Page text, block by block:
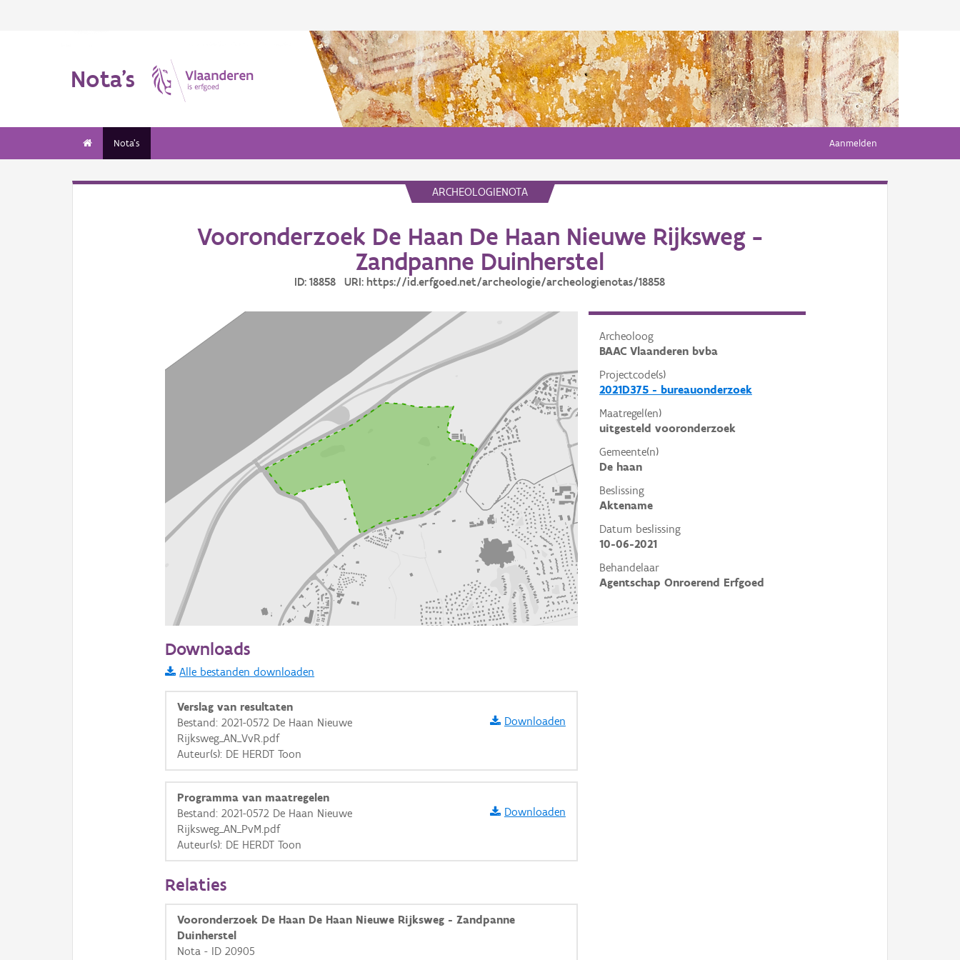
Nota's
Nota's Aanmelden
ARCHEOLOGIENOTA
Vooronderzoek De Haan De Haan Nieuwe Rijksweg -
Zandpanne Duinherstel
ID: 18858 URI: https://id.erfgoed.net/archeologie/archeologienotas/18858
Archeoloog
BAAC Vlaanderen bvba
Projectcode(s)
2021D375 - bureauonderzoek
Maatregel(en)
uitgesteld vooronderzoek
Gemeente(n)
De haan
Beslissing
Aktename
Datum beslissing
10-06-2021
Behandelaar
Agentschap Onroerend Erfgoed
Informatie Vlaanderen
i
+ −
Basis Lagen
OSM-Basiskaart
Ortho
GRB-Basiskaart
GRB-Basiskaart in grijswaarden
Downloads
Alle bestanden downloaden
Verslag van resultaten
Bestand: 2021-0572 De Haan Nieuwe
Rijksweg_AN_VvR.pdf
Auteur(s): DE HERDT Toon
Downloaden
Programma van maatregelen
Bestand: 2021-0572 De Haan Nieuwe
Rijksweg_AN_PvM.pdf
Auteur(s): DE HERDT Toon
Downloaden
Relaties
Vooronderzoek De Haan De Haan Nieuwe Rijksweg - Zandpanne
Duinherstel
Nota - ID 20905